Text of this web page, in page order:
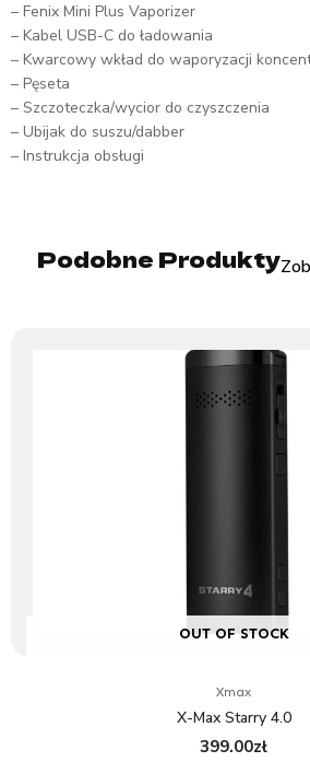
– Fenix Mini Plus Vaporizer
– Kabel USB-C do ładowania
– Kwarcowy wkład do waporyzacji
– Pęseta
– Szczoteczka/wycior do czyszczenia
– Ubijak do suszu/dabber
– Instrukcja obsługi
Podobne Produkty
OUT OF STOCK
Xmax
X-Max Starry 4.0
399.00zł